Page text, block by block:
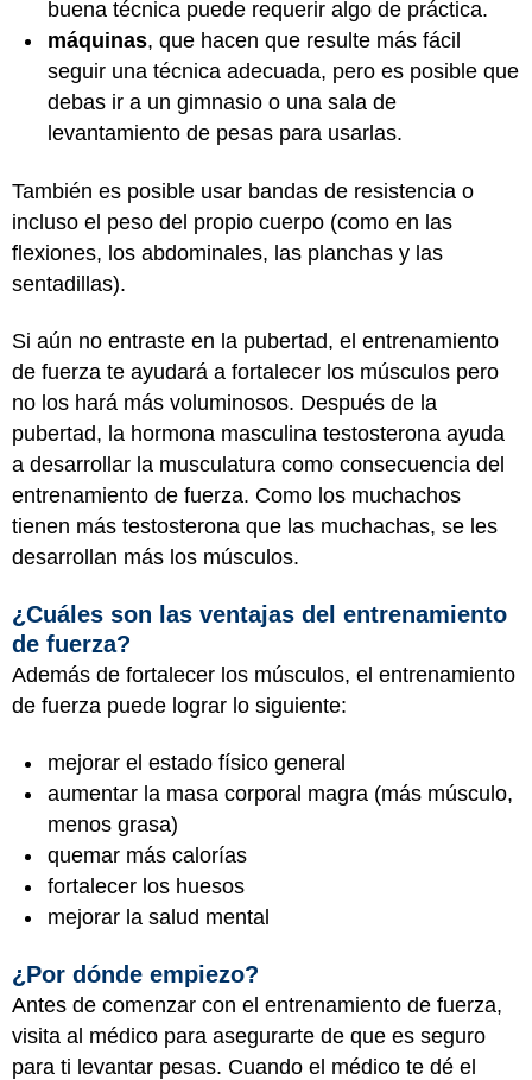
buena técnica puede requerir algo de práctica.
máquinas, que hacen que resulte más fácil
seguir una técnica adecuada, pero es posible que
debas ir a un gimnasio o una sala de
levantamiento de pesas para usarlas.
También es posible usar bandas de resistencia o
incluso el peso del propio cuerpo (como en las
flexiones, los abdominales, las planchas y las
sentadillas).
Si aún no entraste en la pubertad, el entrenamiento
de fuerza te ayudará a fortalecer los músculos pero
no los hará más voluminosos. Después de la
pubertad, la hormona masculina testosterona ayuda
a desarrollar la musculatura como consecuencia del
entrenamiento de fuerza. Como los muchachos
tienen más testosterona que las muchachas, se les
desarrollan más los músculos.
¿Cuáles son las ventajas del entrenamiento
de fuerza?
Además de fortalecer los músculos, el entrenamiento
de fuerza puede lograr lo siguiente:
mejorar el estado físico general
aumentar la masa corporal magra (más músculo,
menos grasa)
quemar más calorías
fortalecer los huesos
mejorar la salud mental
¿Por dónde empiezo?
Antes de comenzar con el entrenamiento de fuerza,
visita al médico para asegurarte de que es seguro
para ti levantar pesas. Cuando el médico te dé el